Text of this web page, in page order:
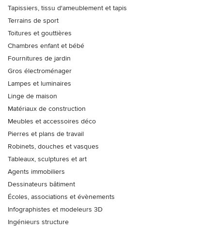
Tapissiers, tissu d'ameublement et tapis
Terrains de sport
Toitures et gouttières
Chambres enfant et bébé
Fournitures de jardin
Gros électroménager
Lampes et luminaires
Linge de maison
Matériaux de construction
Meubles et accessoires déco
Pierres et plans de travail
Robinets, douches et vasques
Tableaux, sculptures et art
Agents immobiliers
Dessinateurs bâtiment
Écoles, associations et évènements
Infographistes et modeleurs 3D
Ingénieurs structure